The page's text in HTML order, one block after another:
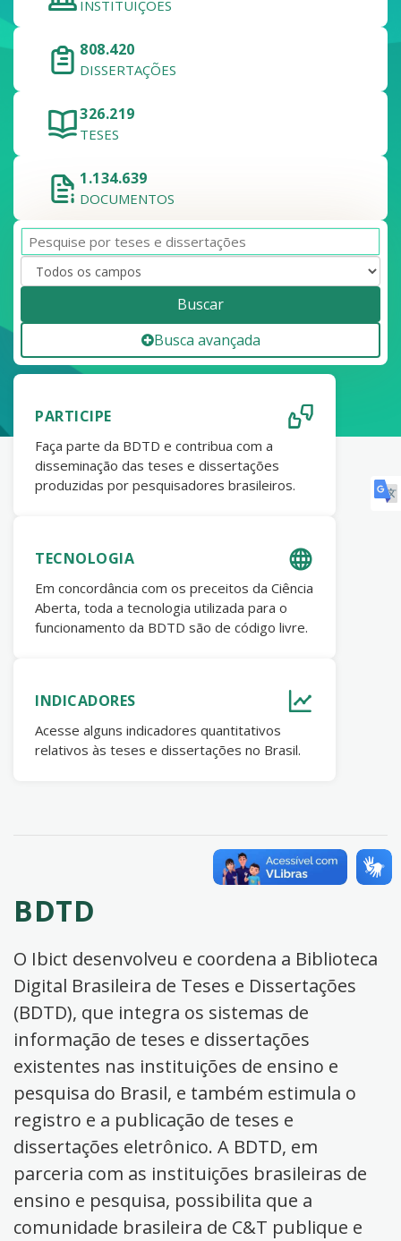
INSTITUIÇÕES
808.420
DISSERTAÇÕES
326.219
TESES
1.134.639
DOCUMENTOS
Buscar
Busca avançada
PARTICIPE
Faça parte da BDTD e contribua com a
disseminação das teses e dissertações
produzidas por pesquisadores brasileiros.
TECNOLOGIA
Em concordância com os preceitos da Ciência
Aberta, toda a tecnologia utilizada para o
funcionamento da BDTD são de código livre.
INDICADORES
Acesse alguns indicadores quantitativos
relativos às teses e dissertações no Brasil.
BDTD
O Ibict desenvolveu e coordena a Biblioteca
Digital Brasileira de Teses e Dissertações
(BDTD), que integra os sistemas de
informação de teses e dissertações
existentes nas instituições de ensino e
pesquisa do Brasil, e também estimula o
registro e a publicação de teses e
dissertações eletrônico. A BDTD, em
parceria com as instituições brasileiras de
ensino e pesquisa, possibilita que a
comunidade brasileira de C&T publique e